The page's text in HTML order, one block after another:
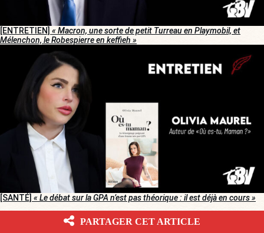
[ENTRETIEN] « Macron, une sorte de petit Turreau en Playmobil, et
Mélenchon, le Robespierre en keffieh »
[SANTÉ] « Le débat sur la GPA n’est pas théorique : il est déjà en cours »
CORRECTIFS ET MISES À JOUR
PARTAGER CET ARTICLE